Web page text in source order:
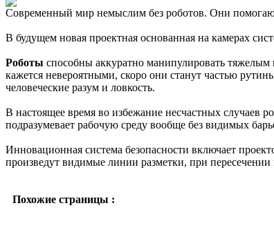
Современный мир немыслим без роботов. Они
В будущем новая проектная основанная на камерах
Роботы способны аккуратно манипулировать тяжелым
кажется невероятными, скоро они станут частью
человеческие разум и ловкость.
В настоящее время во избежание несчастных случаев
подразумевает рабочую среду вообще без видимых
Инновационная система безопасности включает
произведут видимые линии разметки, при пересечении
Похожие страницы :